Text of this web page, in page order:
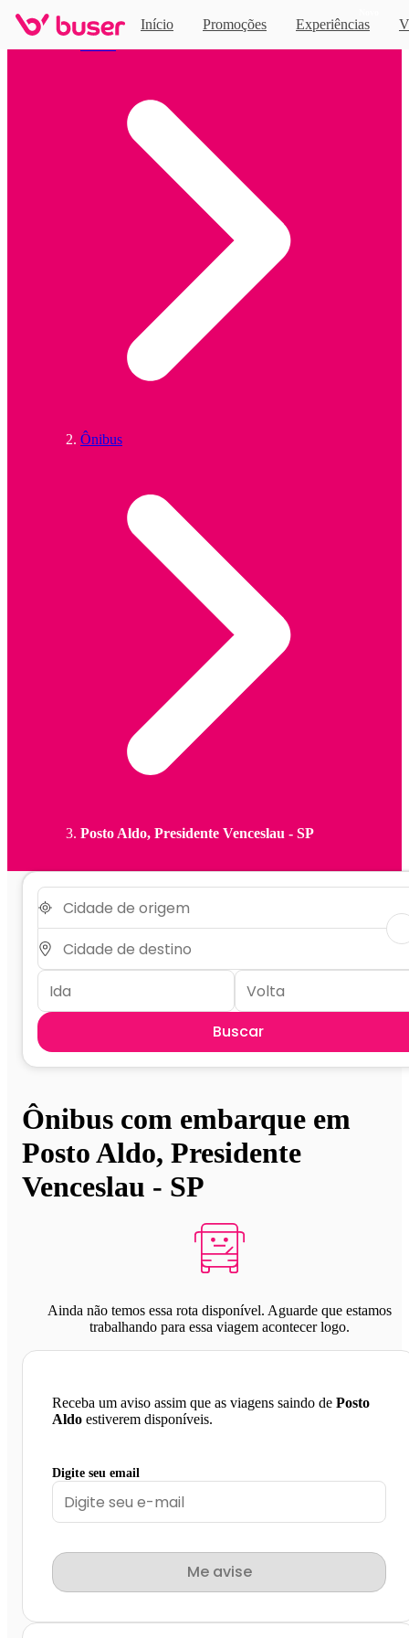
Início Promoções Experiências
Ônibus
Posto Aldo, Presidente Venceslau - SP
Buscar
Ônibus com embarque em
Posto Aldo, Presidente
Venceslau - SP
Ainda não temos essa rota disponível. Aguarde que estamos
trabalhando para essa viagem acontecer logo.
Receba um aviso assim que as viagens saindo de Posto
Aldo estiverem disponíveis.
Digite seu email
Me avise